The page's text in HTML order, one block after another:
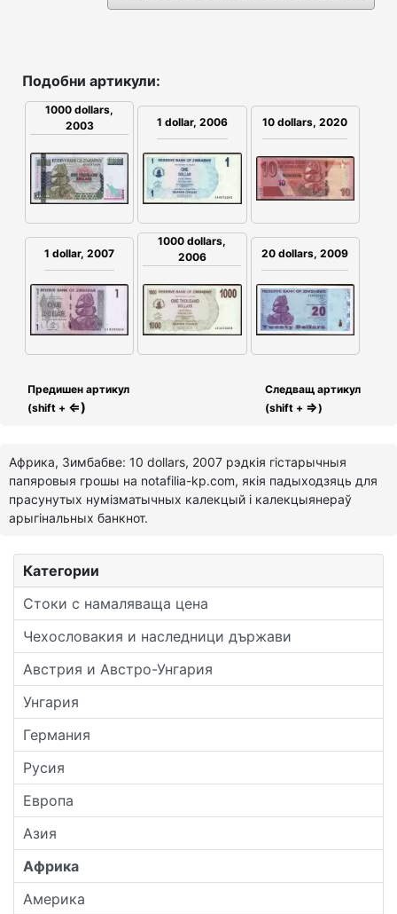
Категории
Стоки с намаляваща цена
Чехословакия и наследници държави
Австрия и Австро-Унгария
Унгария
Германия
Русия
Европа
Азия
Африка
Америка
Подобни артикули:
1000 dollars,
2003
1 dollar, 2006 10 dollars, 2020
1 dollar, 2007
1000 dollars,
2006
20 dollars, 2009
Предишен артикул
(shift + ⇐)
Следващ артикул
(shift + ⇒)
Африка, Зимбабве: 10 dollars, 2007 рэдкія гістарычныя
папяровыя грошы на notafilia-kp.com, якія падыходзяць для
прасунутых нумізматычных калекцый і калекцыянераў
арыгінальных банкнот.